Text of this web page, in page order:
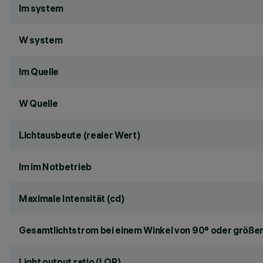
lm system
W system
lm Quelle
W Quelle
Lichtausbeute (realer Wert)
lm im Notbetrieb
Maximale Intensität (cd)
Gesamtlichtstrom bei einem Winkel von 90° oder